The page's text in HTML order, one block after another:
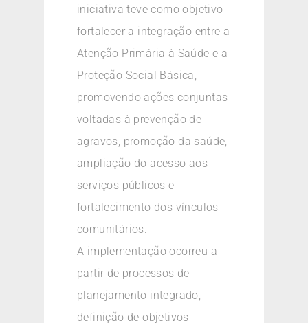
iniciativa teve como objetivo
fortalecer a integração entre a
Atenção Primária à Saúde e a
Proteção Social Básica,
promovendo ações conjuntas
voltadas à prevenção de
agravos, promoção da saúde,
ampliação do acesso aos
serviços públicos e
fortalecimento dos vínculos
comunitários.
A implementação ocorreu a
partir de processos de
planejamento integrado,
definição de objetivos